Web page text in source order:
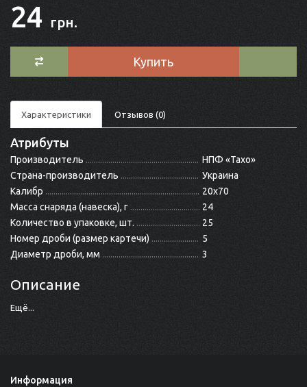
24 грн.
Купить
Характеристики Отзывов (0)
Атрибуты
Производитель
НПФ «Тахо»
Страна-производитель
Украина
Калибр
20x70
Масса снаряда (навеска), г
24
Количество в упаковке, шт.
25
Номер дроби (размер картечи)
5
Диаметр дроби, мм
3
Описание
Ещё...
Информация